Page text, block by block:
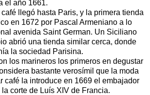
el año 1661.
llegó hasta Paris, y la primera tienda
en 1672 por Pascal Armeniano a lo
avenida Saint German. Un Siciliano
abrió una tienda similar cerca, donde
la sociedad Parisina.
los marineros los primeros en degustar
bastante verosímil que la moda
café la introduce en 1669 el embajador
corte de Luís XIV de Francia.